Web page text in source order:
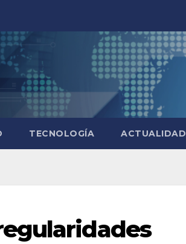
TECNOLOGÍA ACTUALIDAD